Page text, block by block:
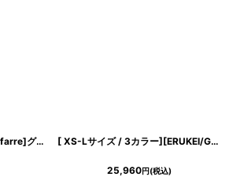
[ S-Lサイズ / 1カラー ][rinfarre]グレー・チェック柄・ノースリーブ・タイト・ミディアム・ワンピース[黒木麗奈着用][送料無料] [ XS-Lサイズ / 3カラー][ERUKEI/GINZA COUTURE]花柄・ジャガード・ノースリーブ・Aライン・ミディアムドレス・ワンピース[送料無料]
25,960円(税込)